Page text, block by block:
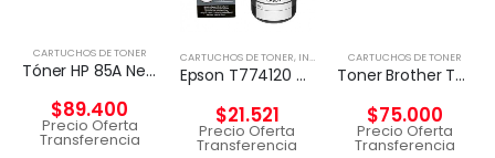
CARTUCHOS DE TONER
Tóner HP 85A Negro Original
$89.400
Precio Oferta
Transferencia
CARTUCHOS DE TONER, INSUMOS IMPRESORAS
Epson T774120 cartucho de tinta 1 pieza(s) Original Negro
$21.521
Precio Oferta
Transferencia
CARTUCHOS DE TONER
Toner Brother Tn-360 Original
$75.000
Precio Oferta
Transferencia